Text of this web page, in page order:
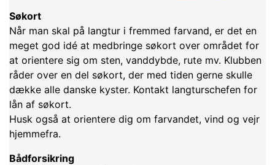
Søkort
Når man skal på langtur i fremmed farvand, er det en
meget god idé at medbringe søkort over området for
at orientere sig om sten, vanddybde, rute mv. Klubben
råder over en del søkort, der med tiden gerne skulle
dække alle danske kyster. Kontakt langturschefen for
lån af søkort.
Husk også at orientere dig om farvandet, vind og vejr
hjemmefra.
Bådforsikring